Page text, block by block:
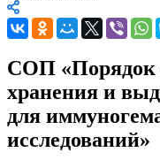
СОП «Порядок
хранения и
для
исследований»